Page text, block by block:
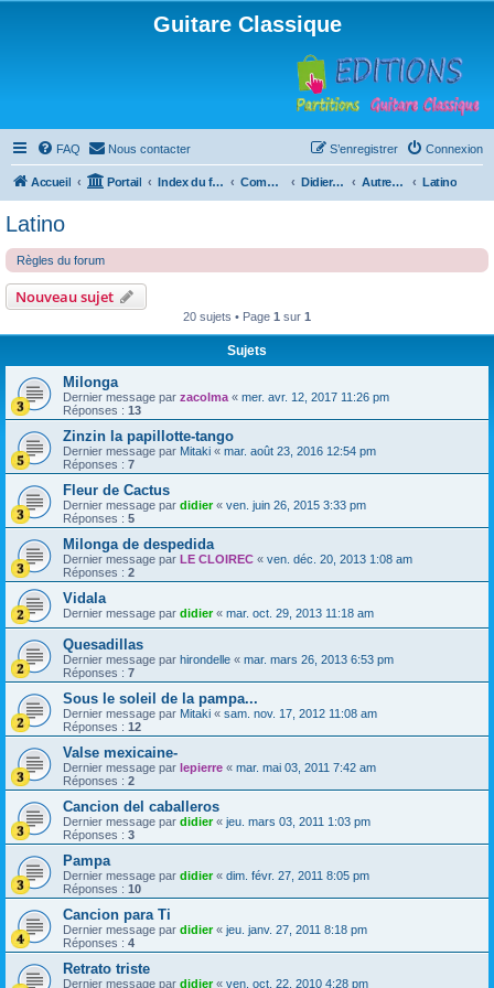
Guitare Classique
FAQ Nous contacter Connexion
S’enregistrer
Accueil Portail Index du forum Compositions Didierland Autres musiques Latino
Latino
Règles du forum
Nouveau sujet
20 sujets • Page 1 sur 1
Sujets
Milonga
Dernier message par zacolma « mer. avr. 12, 2017 11:26 pm
Réponses : 13
Zinzin la papillotte-tango
Dernier message par Mitaki « mar. août 23, 2016 12:54 pm
Réponses : 7
Fleur de Cactus
Dernier message par didier« ven. juin 26, 2015 3:33 pm
Réponses : 5
Milonga de despedida
Dernier message par LE CLOIREC « ven. déc. 20, 2013 1:08 am
Réponses : 2
Vidala
Dernier message par didier« mar. oct. 29, 2013 11:18 am
Quesadillas
Dernier message par hirondelle « mar. mars 26, 2013 6:53 pm
Réponses : 7
Sous le soleil de la pampa...
Dernier message par Mitaki « sam. nov. 17, 2012 11:08 am
Réponses : 12
Valse mexicaine-
Dernier message par lepierre « mar. mai 03, 2011 7:42 am
Réponses : 2
Cancion del caballeros
Dernier message par didier« jeu. mars 03, 2011 1:03 pm
Réponses : 3
Pampa
Dernier message par didier« dim. févr. 27, 2011 8:05 pm
Réponses : 10
Cancion para Ti
Dernier message par didier« jeu. janv. 27, 2011 8:18 pm
Réponses : 4
Retrato triste
Dernier message par didier« ven. oct. 22, 2010 4:28 pm